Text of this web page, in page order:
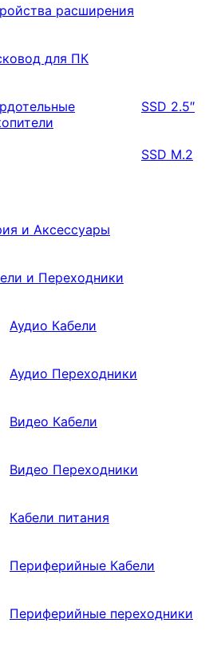
расширения
для ПК
SSD 2.5″
SSD M.2
и Аксессуары
и Переходники
Аудио Кабели
Аудио Переходники
Видео Кабели
Видео Переходники
Кабели питания
Периферийные Кабели
Периферийные переходники